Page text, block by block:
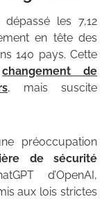
dépassé les 7,12
en tête des
140 pays. Cette
changement de
, mais suscite
préoccupation
de sécurité
d’OpenAI,
aux lois strictes